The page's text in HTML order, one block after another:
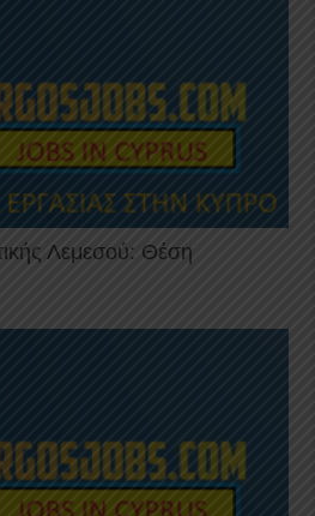
Λεμεσού: Θέση